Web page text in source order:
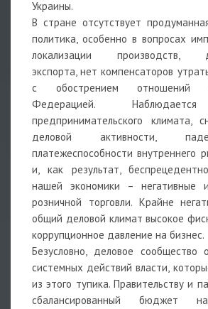
Украины.
В стране отсутствует
политика, особенно в вопросах
локализации производств,
экспорта, нет компенсаторов
с обострением отношений
Федерацией.
предпринимательского климата,
деловой активности,
платежеспособности внутреннего
и, как результат,
нашей экономики – негативные
розничной торговли. Крайне
общий деловой климат высокое
коррупционное давление на бизнес.
Безусловно, деловое сообщество
системных действий власти,
из этого тупика. Правительству и
сбалансированный бюджет